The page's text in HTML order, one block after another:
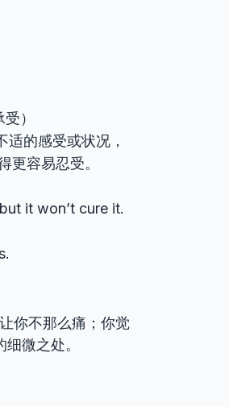
）
适的感受或状况，
更容易忍受。
it won’t cure it.
你不那么痛；你觉
微之处。